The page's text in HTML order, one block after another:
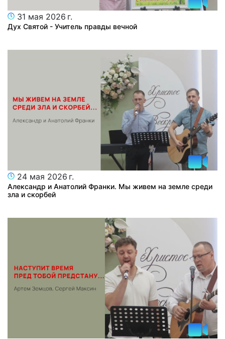
31 мая 2026 г.
Дух Святой - Учитель правды вечной
24 мая 2026 г.
Александр и Анатолий Франки. Мы живем на земле среди
зла и скорбей